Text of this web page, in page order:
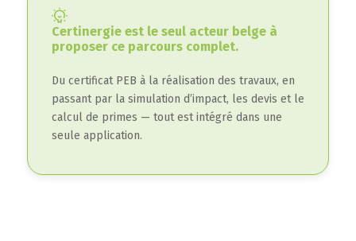
Certinergie est le seul acteur belge à
proposer ce parcours complet.
Du certificat PEB à la réalisation des travaux, en
passant par la simulation d’impact, les devis et le
calcul de primes — tout est intégré dans une
seule application.